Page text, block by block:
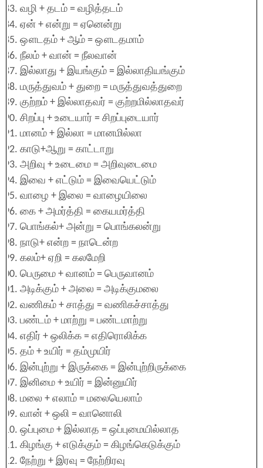
வழி + தடம் = வழித்தடம்
ஏன் + என்று = ஏனென்று
ஔடதம் + ஆம் = ஔடதமாம்
நீலம் + வான் = நீலவான்
இல்லாது + இயங்கும் = இல்லாதியங்கும்
மருத்துவம் + துறை = மருத்துவத்துறை
குற்றம் + இல்லாதவர் = குற்றமில்லாதவர்
சிறப்பு + உடையார் = சிறப்புடையார்
மானம் + இல்லா = மானமில்லா
காடு+ஆறு = காட்டாறு
அறிவு + உடைமை = அறிவுடைமை
இவை + எட்டும் = இவையெட்டும்
வாழை + இலை = வாழையிலை
கை + அமர்த்தி = கையமர்த்தி
பொங்கல்+ அன்று = பொங்கலன்று
நாடு+ என்ற = நாடென்ற
கலம்+ ஏறி = கலமேறி
பெருமை + வானம் = பெருவானம்
அடிக்கும் + அலை = அடிக்குமலை
வணிகம் + சாத்து = வணிகச்சாத்து
பண்டம் + மாற்று = பண்டமாற்று
எதிர் + ஒலிக்க = எதிரொலிக்க
தம் + உயிர் = தம்முயிர்
இன்புற்று + இருக்கை = இன்புற்றிருக்கை
இனிமை + உயிர் = இன்னுயிர்
மலை + எலாம் = மலையெலாம்
வான் + ஒலி = வானொலி
ஒப்புமை + இல்லாத = ஒப்புமையில்லாத
கிழங்கு + எடுக்கும் = கிழங்கெடுக்கும்
நேற்று + இரவு = நேற்றிரவு